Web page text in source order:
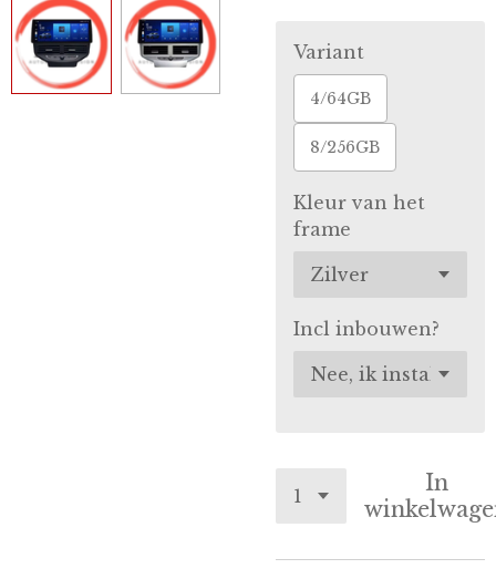
Variant
4/64GB
8/256GB
Kleur van het
frame
Incl inbouwen?
In